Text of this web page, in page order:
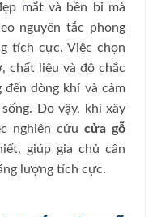
mắt và bền bỉ mà
nguyên tắc phong
tích cực. Việc chọn
chất liệu và độ chắc
dòng khí và cảm
Do vậy, khi xây
nghiên cứu cửa gỗ
giúp gia chủ cân
lượng tích cực.